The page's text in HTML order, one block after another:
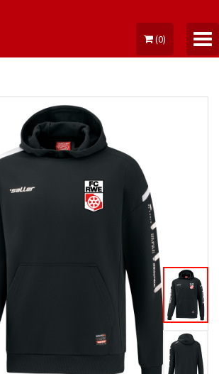
(0)
MEIN KONTO
TICKETS
DAUERKARTE
MITGLIEDSCHAFT